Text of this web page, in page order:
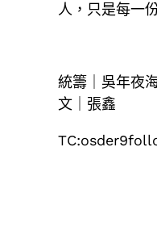
人，只是每一
統籌｜吳年夜
文｜張鑫